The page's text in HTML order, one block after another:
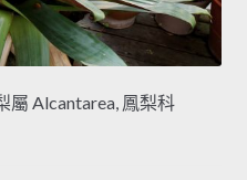
屬 Alcantarea, 鳳梨科